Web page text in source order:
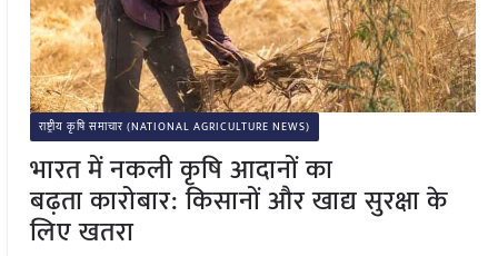
राष्ट्रीय कृषि समाचार (NATIONAL AGRICULTURE NEWS)
भारत में नकली कृषि आदानों का
बढ़ता कारोबार: किसानों और खाद्य सुरक्षा के
लिए खतरा